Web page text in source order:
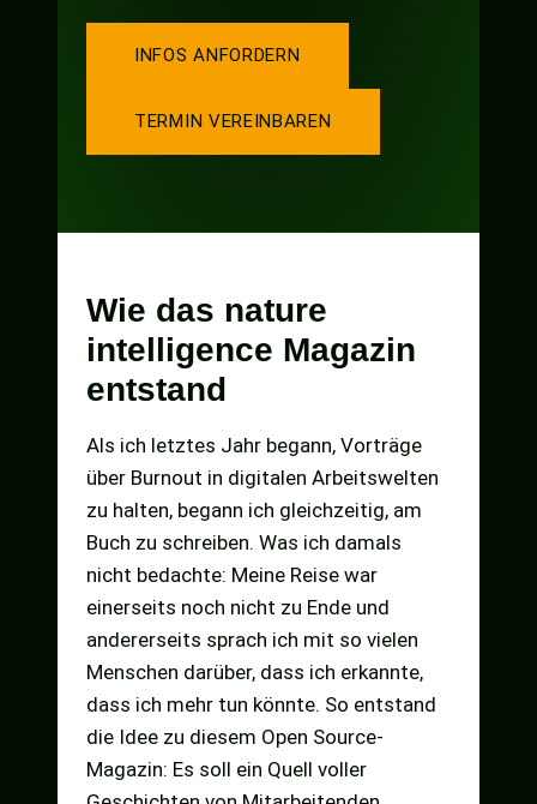
INFOS ANFORDERN
TERMIN VEREINBAREN
Wie das nature
intelligence Magazin
entstand
Als ich letztes Jahr begann, Vorträge
über Burnout in digitalen Arbeitswelten
zu halten, begann ich gleichzeitig, am
Buch zu schreiben. Was ich damals
nicht bedachte: Meine Reise war
einerseits noch nicht zu Ende und
andererseits sprach ich mit so vielen
Menschen darüber, dass ich erkannte,
dass ich mehr tun könnte. So entstand
die Idee zu diesem Open Source-
Magazin: Es soll ein Quell voller